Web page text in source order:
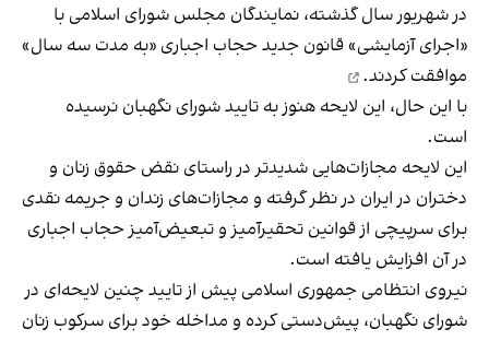
در شهریور سال گذشته، نمایندگان مجلس شورای اسلامی با
«اجرای آزمایشی» قانون جدید حجاب اجباری «به مدت سه سال»
موافقت کردند.
با این حال، این لایحه هنوز به تایید شورای نگهبان نرسیده
است.
این لایحه مجازات‌هایی شدیدتر در راستای نقض حقوق زنان و
دختران در ایران در نظر گرفته و مجازات‌های زندان و جریمه نقدی
برای سرپیچی از قوانین تحقیرآمیز و تبعیض‌آمیز حجاب اجباری
در آن افزایش یافته است.
نیروی انتظامی جمهوری اسلامی پیش از تایید چنین لایحه‌ای در
شورای نگهبان، پیش‌دستی کرده و مداخله خود برای سرکوب‌ زنان